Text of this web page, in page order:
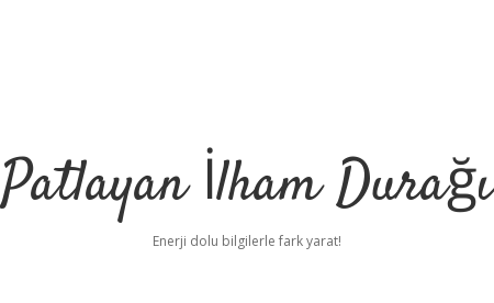
Patlayan İlham Durağı
Enerji dolu bilgilerle fark yarat!